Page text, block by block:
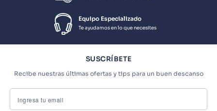
Equipo Especializado
Te ayudamos en lo que necesites
SUSCRÍBETE
Recibe nuestras últimas ofertas y tips para un buen descanso